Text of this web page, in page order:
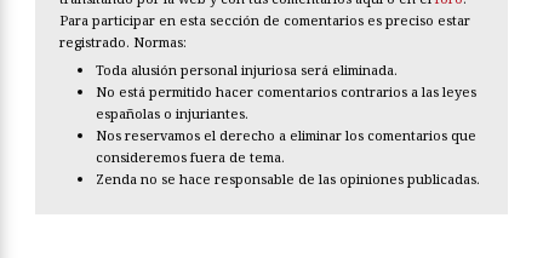
Para participar en esta sección de comentarios es preciso estar
registrado. Normas:
Toda alusión personal injuriosa será eliminada.
No está permitido hacer comentarios contrarios a las leyes
españolas o injuriantes.
Nos reservamos el derecho a eliminar los comentarios que
consideremos fuera de tema.
Zenda no se hace responsable de las opiniones publicadas.